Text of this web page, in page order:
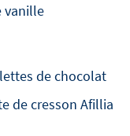
vanille
de chocolat
de cresson Afillia